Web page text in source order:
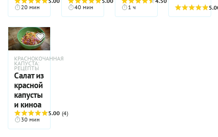
блюда.
Она
полезно!
для ланч-
бокса —
блюдо,
которое
легко
взять с
собой на
работу:
считайте,
что
вопрос
об обеде
у вас
решен. В
20 мин
заменив
привычные
40 мин
1 ч
вкусное
блюдо!
КРАСНОКОЧАННАЯ
КАПУСТА:
РЕЦЕПТЫ
Салат из
красной
капусты
и киноа
5.00 (4)
30 мин